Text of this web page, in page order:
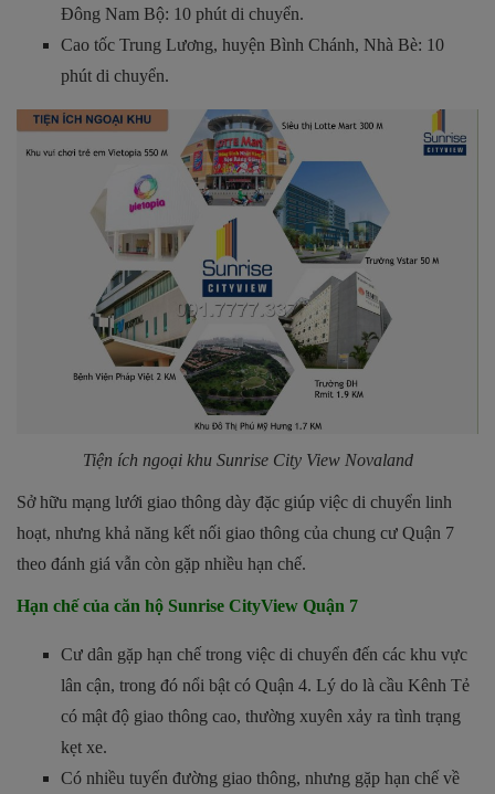
Đông Nam Bộ: 10 phút di chuyển.
Cao tốc Trung Lương, huyện Bình Chánh, Nhà Bè: 10
phút di chuyển.
Tiện ích ngoại khu Sunrise City View Novaland
Sở hữu mạng lưới giao thông dày đặc giúp việc di chuyển linh
hoạt, nhưng khả năng kết nối giao thông của chung cư Quận 7
theo đánh giá vẫn còn gặp nhiều hạn chế.
Hạn chế của căn hộ Sunrise CityView Quận 7
Cư dân gặp hạn chế trong việc di chuyển đến các khu vực
lân cận, trong đó nổi bật có Quận 4. Lý do là cầu Kênh Tẻ
có mật độ giao thông cao, thường xuyên xảy ra tình trạng
kẹt xe.
Có nhiều tuyến đường giao thông, nhưng gặp hạn chế về